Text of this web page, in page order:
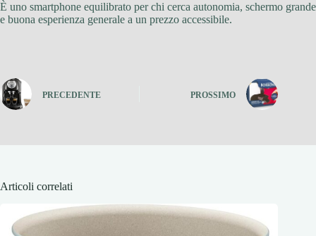
È uno smartphone equilibrato per chi cerca autonomia, schermo grande
e buona esperienza generale a un prezzo accessibile.
PRECEDENTE PROSSIMO
Articoli correlati